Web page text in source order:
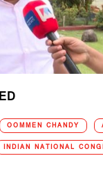
OOMMEN CHANDY
INDIAN NATIONAL